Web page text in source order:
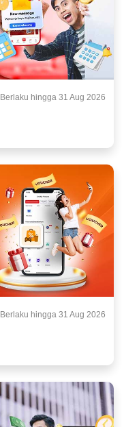
Berlaku hingga 31 Aug 2026
Berlaku hingga 31 Aug 2026